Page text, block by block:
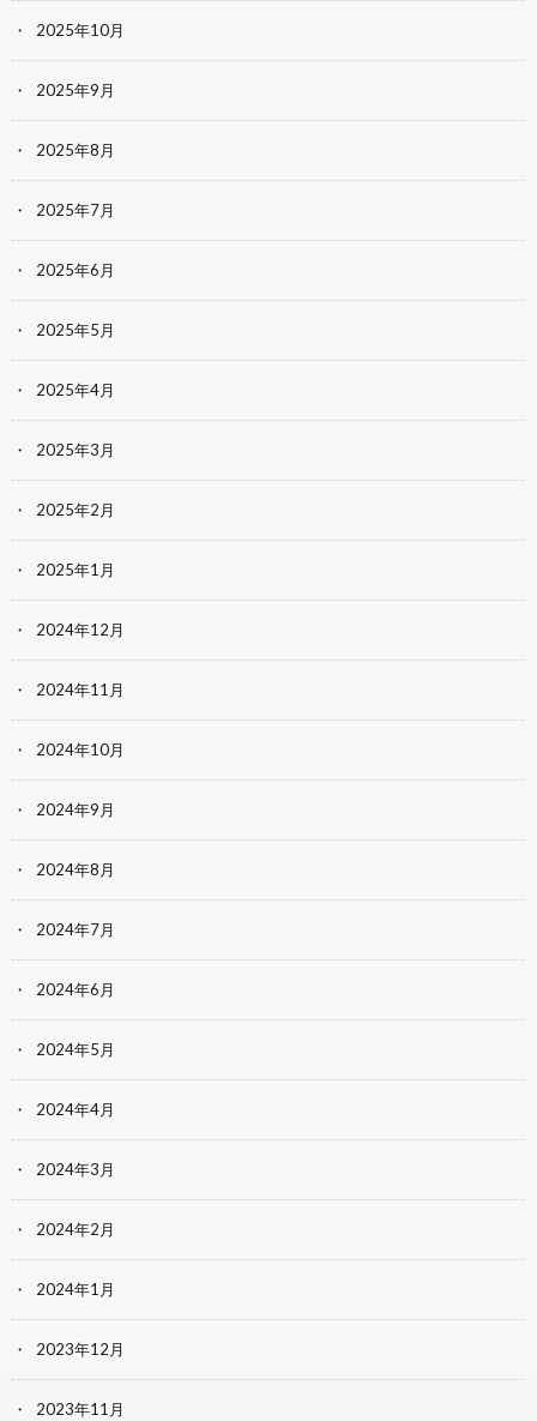
2025年10月
2025年9月
2025年8月
2025年7月
2025年6月
2025年5月
2025年4月
2025年3月
2025年2月
2025年1月
2024年12月
2024年11月
2024年10月
2024年9月
2024年8月
2024年7月
2024年6月
2024年5月
2024年4月
2024年3月
2024年2月
2024年1月
2023年12月
2023年11月